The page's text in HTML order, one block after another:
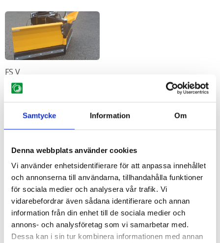
Samtycke Information Om
Denna webbplats använder cookies
Vi använder enhetsidentifierare för att anpassa innehållet
och annonserna till användarna, tillhandahålla funktioner
för sociala medier och analysera vår trafik. Vi
vidarebefordrar även sådana identifierare och annan
information från din enhet till de sociala medier och
annons- och analysföretag som vi samarbetar med.
Dessa kan i sin tur kombinera informationen med annan
FS V
PS LKV
PS MKV